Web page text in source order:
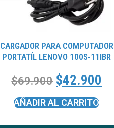
CARGADOR PARA COMPUTADOR
PORTATÍL LENOVO 100S-11IBR
$69.900 $42.900
AÑADIR AL CARRITO